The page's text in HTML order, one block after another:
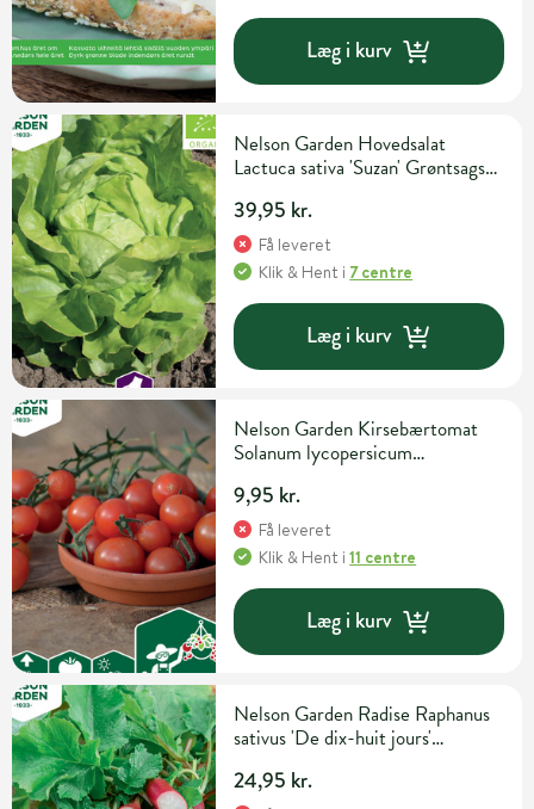
Læg i kurv
Nelson Garden Hovedsalat
Lactuca sativa 'Suzan' Grøntsags-
39,95 kr.
Få leveret
Klik & Hent i 7 centre
Læg i kurv
Nelson Garden Kirsebærtomat
Solanum lycopersicum
9,95 kr.
Få leveret
Klik & Hent i11 centre
Læg i kurv
Nelson Garden Radise Raphanus
sativus 'De dix-huit jours'
24,95 kr.